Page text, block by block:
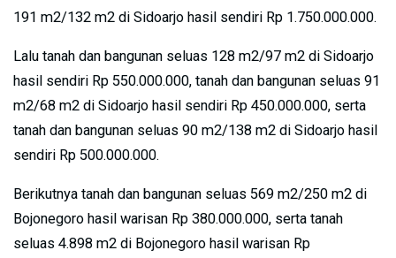
191 m2/132 m2 di Sidoarjo hasil sendiri Rp 1.750.000.000.
Lalu tanah dan bangunan seluas 128 m2/97 m2 di Sidoarjo
hasil sendiri Rp 550.000.000, tanah dan bangunan seluas 91
m2/68 m2 di Sidoarjo hasil sendiri Rp 450.000.000, serta
tanah dan bangunan seluas 90 m2/138 m2 di Sidoarjo hasil
sendiri Rp 500.000.000.
Berikutnya tanah dan bangunan seluas 569 m2/250 m2 di
Bojonegoro hasil warisan Rp 380.000.000, serta tanah
seluas 4.898 m2 di Bojonegoro hasil warisan Rp